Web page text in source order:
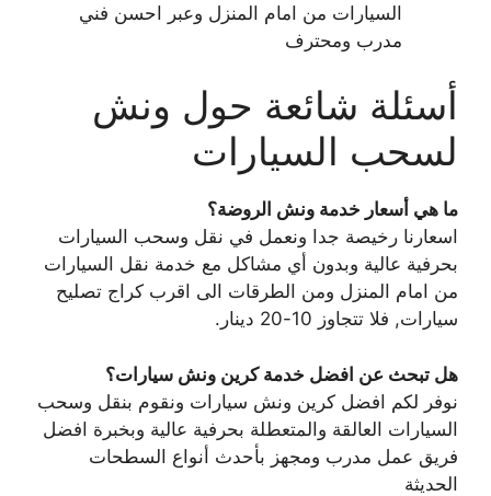
السيارات من امام المنزل وعبر احسن فني
مدرب ومحترف
أسئلة شائعة حول ونش
لسحب السيارات
ما هي أسعار خدمة ونش الروضة؟
اسعارنا رخيصة جدا ونعمل في نقل وسحب السيارات
بحرفية عالية وبدون أي مشاكل مع خدمة نقل السيارات
من امام المنزل ومن الطرقات الى اقرب كراج تصليح
سيارات, فلا تتجاوز 10-20 دينار.
هل تبحث عن افضل خدمة كرين ونش سيارات؟
نوفر لكم افضل كرين ونش سيارات ونقوم بنقل وسحب
السيارات العالقة والمتعطلة بحرفية عالية وبخبرة افضل
فريق عمل مدرب ومجهز بأحدث أنواع السطحات
الحديثة